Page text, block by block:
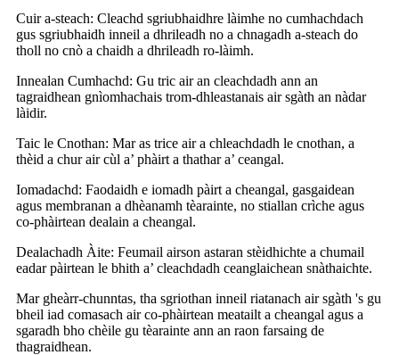
Cuir a-steach: Cleachd sgriubhaidhre ​​làimhe no cumhachdach
gus sgriubhaidh inneil a dhrileadh no a chnagadh a-steach do
tholl no cnò a chaidh a dhrileadh ro-làimh.
Innealan Cumhachd: Gu tric air an cleachdadh ann an
tagraidhean gnìomhachais trom-dhleastanais air sgàth an nàdar
làidir.
Taic le Cnothan: Mar as trice air a chleachdadh le cnothan, a
thèid a chur air cùl a’ phàirt a thathar a’ ceangal.
Iomadachd: Faodaidh e iomadh pàirt a cheangal, gasgaidean
agus membranan a dhèanamh tèarainte, no stiallan crìche agus
co-phàirtean dealain a cheangal.
Dealachadh Àite: Feumail airson astaran stèidhichte a chumail
eadar pàirtean le bhith a’ cleachdadh ceanglaichean snàthaichte.
Mar gheàrr-chunntas, tha sgriothan inneil riatanach air sgàth 's gu
bheil iad comasach air co-phàirtean meatailt a cheangal agus a
sgaradh bho chèile gu tèarainte ann an raon farsaing de
thagraidhean.